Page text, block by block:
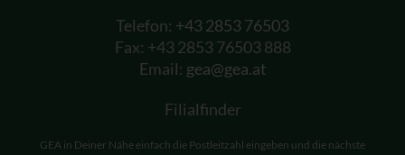
Telefon: +43 2853 76503
Fax: +43 2853 76503 888
Email: gea@gea.at
Filialfinder
GEA in Deiner Nähe einfach die Postleitzahl eingeben und die nächste